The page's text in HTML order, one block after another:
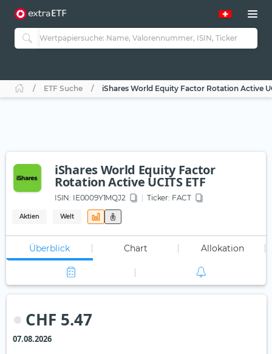
ETF Suche iShares World Equity Factor Rotation Active
iShares World Equity Factor
Rotation Active UCITS ETF
ISIN: IE0009Y1MQJ2 Ticker: FACT
Aktien Welt
Überblick Chart Allokation
CHF 5.47
07.08.2026